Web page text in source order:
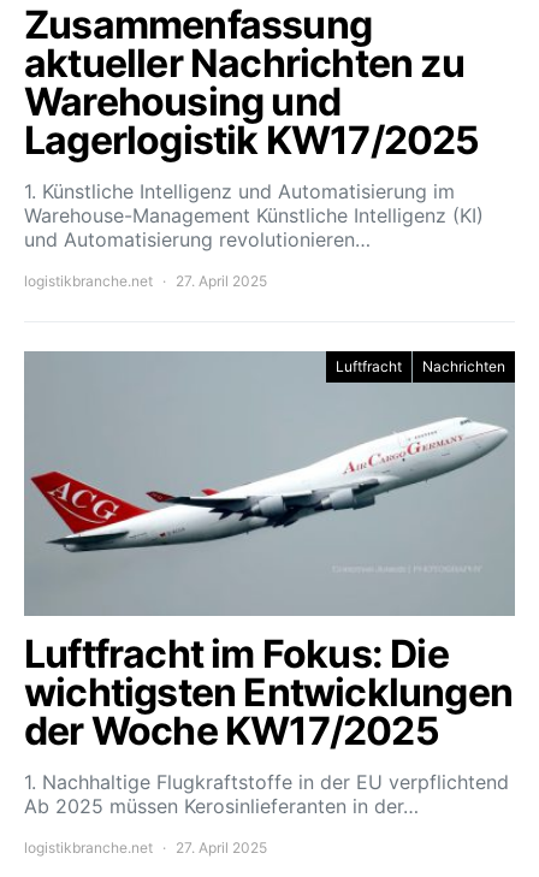
Zusammenfassung
aktueller Nachrichten zu
Warehousing und
Lagerlogistik KW17/2025
1. Künstliche Intelligenz und Automatisierung im
Warehouse-Management Künstliche Intelligenz (KI)
und Automatisierung revolutionieren…
logistikbranche.net 27. April 2025
Luftfracht Nachrichten
Luftfracht im Fokus: Die
wichtigsten Entwicklungen
der Woche KW17/2025
1. Nachhaltige Flugkraftstoffe in der EU verpflichtend
Ab 2025 müssen Kerosinlieferanten in der…
logistikbranche.net 27. April 2025